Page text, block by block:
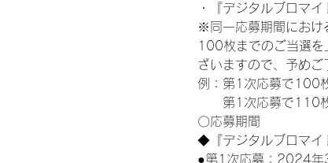
・『デジタルブロマ
※同一応募期間におけ
100枚までのご当選を
ざいますので、予めご
例：第1次応募で100
第1次応募で110枚
〇応募期間
◆『デジタルブロマイ
●第1次応募：2024